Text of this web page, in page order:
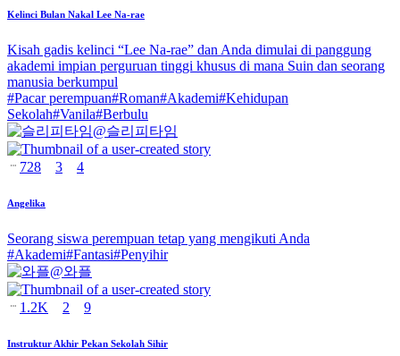
Kelinci Bulan Nakal Lee Na-rae
Kisah gadis kelinci “Lee Na-rae” dan Anda dimulai di panggung
akademi impian perguruan tinggi khusus di mana Suin dan seorang
manusia berkumpul
#Pacar perempuan#Roman#Akademi#Kehidupan
Sekolah#Vanila#Berbulu
@슬리피타임
728 3 4
Angelika
Seorang siswa perempuan tetap yang mengikuti Anda
#Akademi#Fantasi#Penyihir
@와플
1.2K 2 9
Instruktur Akhir Pekan Sekolah Sihir